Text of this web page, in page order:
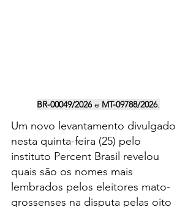
BR-00049/2026 e MT-09788/2026.
Um novo levantamento divulgado
nesta quinta-feira (25) pelo
instituto Percent Brasil revelou
quais são os nomes mais
lembrados pelos eleitores mato-
grossenses na disputa pelas oito